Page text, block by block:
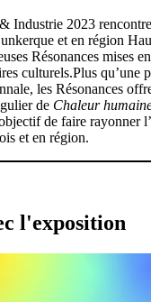
Industrie 2023
et en région
Résonances mises
culturels.Plus qu’une
les Résonances
de Chaleur
de faire rayonner
et en région.
l'exposition